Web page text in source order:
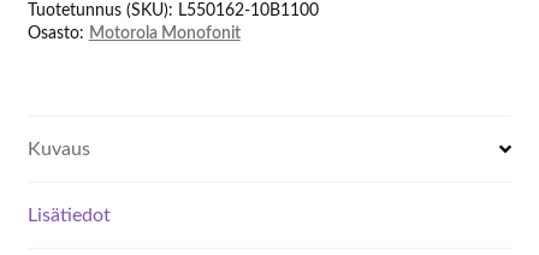
määrä
Tuotetunnus (SKU): L550162-10B1100
Osasto: Motorola Monofonit
Kuvaus
Lisätiedot